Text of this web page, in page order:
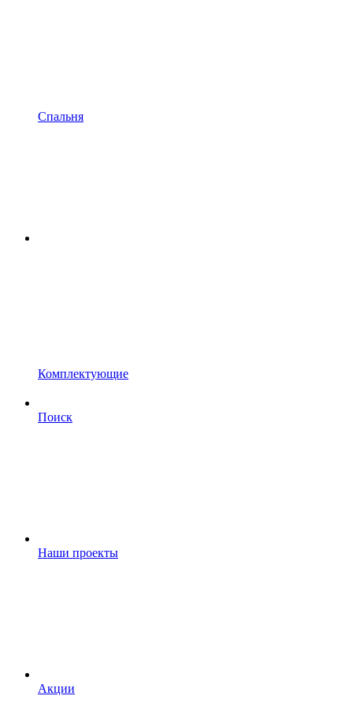
Спальня
Комплектующие
Поиск
Наши проекты
Акции